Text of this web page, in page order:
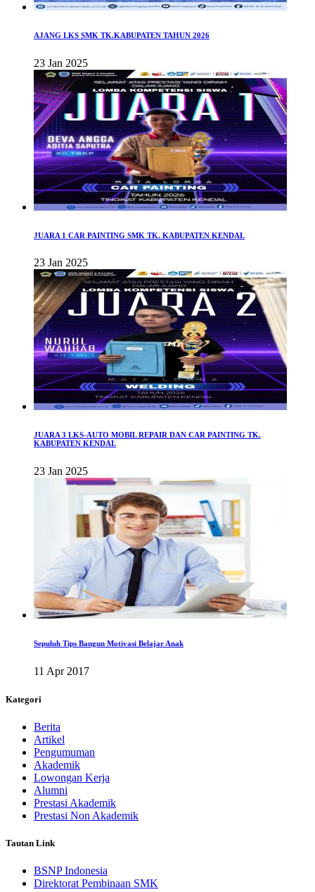
AJANG LKS SMK TK.KABUPATEN TAHUN 2026
23 Jan 2025
JUARA 1 CAR PAINTING SMK TK. KABUPATEN KENDAL
23 Jan 2025
JUARA 3 LKS-AUTO MOBIL REPAIR DAN CAR PAINTING TK.
KABUPATEN KENDAL
23 Jan 2025
Sepuluh Tips Bangun Motivasi Belajar Anak
11 Apr 2017
Kategori
Berita
Artikel
Pengumuman
Akademik
Lowongan Kerja
Alumni
Prestasi Akademik
Prestasi Non Akademik
Tautan Link
BSNP Indonesia
Direktorat Pembinaan SMK